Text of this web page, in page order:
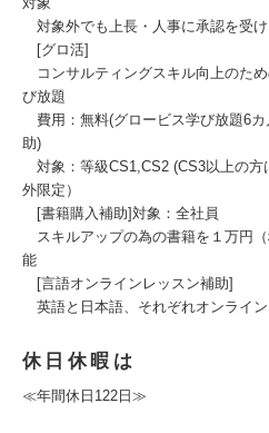
対象外でも上長・人事に承認を受
[グロ活]
コンサルティングスキル向上のた
び放題
費用：無料(グロービス学び放題6
助)
対象：等級CS1,CS2 (CS3以上の方
外限定）
[書籍購入補助]対象：全社員
スキルアップの為の書籍を１万円
能
[言語オンラインレッスン補助]
英語と日本語、それぞれオンライ
休日休暇は
≪年間休日122日≫